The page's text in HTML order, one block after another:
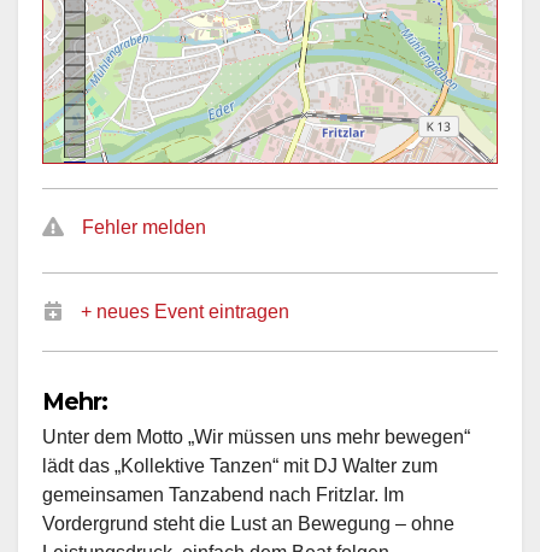
Fehler melden
+ neues Event eintragen
Mehr:
Unter dem Motto „Wir müssen uns mehr bewegen“
lädt das „Kollektive Tanzen“ mit DJ Walter zum
gemeinsamen Tanzabend nach Fritzlar. Im
Vordergrund steht die Lust an Bewegung – ohne